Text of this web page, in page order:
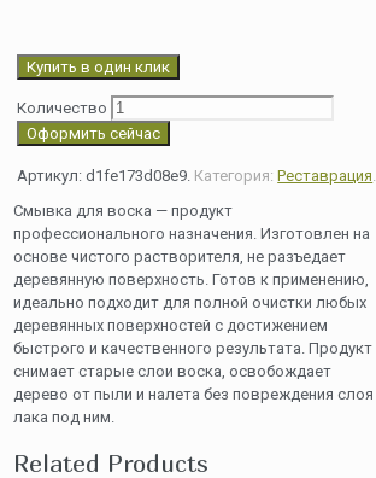
Купить в один клик
Количество
Оформить сейчас
Артикул:d1fe173d08e9. Категория:Реставрация.
Смывка для воска — продукт
профессионального назначения. Изготовлен на
основе чистого растворителя, не разъедает
деревянную поверхность. Готов к применению,
идеально подходит для полной очистки любых
деревянных поверхностей с достижением
быстрого и качественного результата. Продукт
снимает старые слои воска, освобождает
дерево от пыли и налета без повреждения слоя
лака под ним.
Related Products